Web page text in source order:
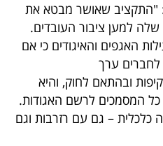
"התקציב שאושר מבטא את
למען ציבור העובדים.
האגפים והאיגודים כי אם
לחברים ערך
ובהתאם לחוק, והיא
המסמכים לרשם האגודות.
כלכלית – גם עם רזרבות וגם